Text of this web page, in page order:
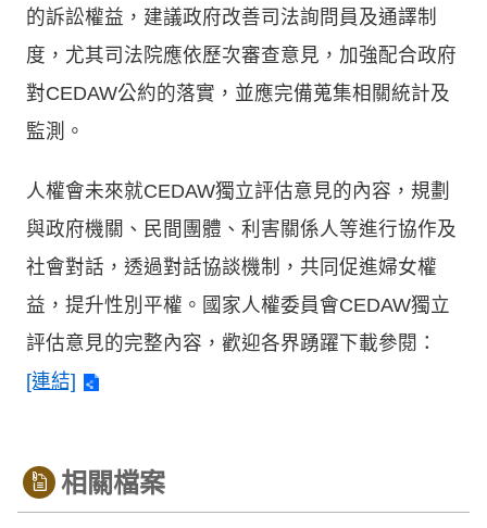
的訴訟權益，建議政府改善司法詢問員及通譯制
度，尤其司法院應依歷次審查意見，加強配合政府
對CEDAW公約的落實，並應完備蒐集相關統計及
監測。
人權會未來就CEDAW獨立評估意見的內容，規劃
與政府機關、民間團體、利害關係人等進行協作及
社會對話，透過對話協談機制，共同促進婦女權
益，提升性別平權。國家人權委員會CEDAW獨立
評估意見的完整內容，歡迎各界踴躍下載參閱：
[連結]
相關檔案